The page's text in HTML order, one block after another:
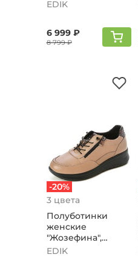
EDIK
6 999 ₽
8 799 ₽
-20%
3 цвета
Полуботинки
женские
"Жозефина",
бежевый
EDIK